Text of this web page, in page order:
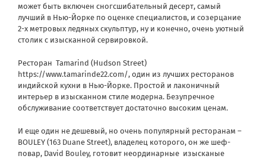
может быть включен сногсшибательный десерт, самый
лучший в Нью-Йорке по оценке специалистов, и созерцание
2-х метровых ледяных скульптур, ну и конечно, очень уютный
столик с изысканной сервировкой.
Ресторан Tamarind (Hudson Street)
https://www.tamarinde22.com/, один из лучших ресторанов
индийской кухни в Нью-Йорке. Простой и лаконичный
интерьер в изысканном стиле модерна. Безупречное
обслуживание соответствует достаточно высоким ценам.
И еще один не дешевый, но очень популярный ресторанам –
BOULEY (163 Duane Street), владелец которого, он же шеф-
повар, David Bouley, готовит неординарные изысканые